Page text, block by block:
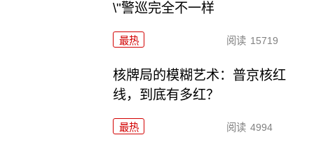
\"警巡完全不一样
最热 阅读 15719
核牌局的模糊艺术：普京核红
线，到底有多红？
最热 阅读 4994